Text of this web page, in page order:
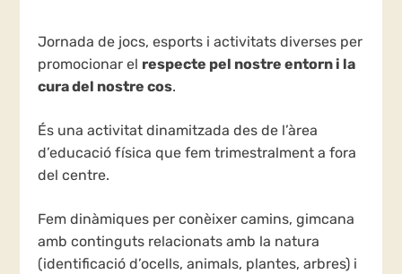
Jornada de jocs, esports i activitats diverses per
promocionar el respecte pel nostre entorn i la
cura del nostre cos.
És una activitat dinamitzada des de l’àrea
d’educació física que fem trimestralment a fora
del centre.
Fem dinàmiques per conèixer camins, gimcana
amb continguts relacionats amb la natura
(identificació d’ocells, animals, plantes, arbres) i